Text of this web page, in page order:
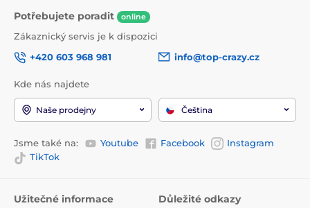
Potřebujete poradit online
Zákaznický servis je k dispozici
+420 603 968 981
info@top-crazy.cz
Kde nás najdete
Naše prodejny Čeština
Jsme také na: Youtube Facebook
Instagram
TikTok
Užitečné informace Důležité odkazy